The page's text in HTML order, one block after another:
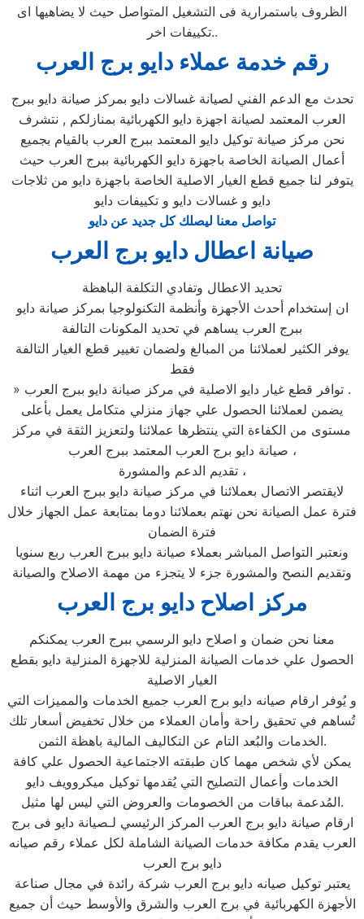
الظروف باستمرارية فى التشغيل المتواصل حيث لا يضاهيها اى
تكييفات اخر..
رقم خدمة عملاء دايو برج العرب
تحدث مع الدعم الفني لصيانة غسالات دايو بمركز صيانة دايو ببرج
العرب المعتمد لصيانة اجهزة دايو الكهربائية بمنازلكم , نتشرف
نحن مركز صيانة توكيل دايو المعتمد ببرج العرب بالقيام بجميع
أعمال الصيانة الخاصة باجهزة دايو الكهربائية ببرج العرب حيث
يتوفر لنا جميع قطع الغيار الاصلية الخاصة باجهزة دايو من ثلاجات
دايو و غسالات دايو و تكييفات دايو
تواصل معنا ليصلك كل جديد عن دايو
صيانة اعطال دايو برج العرب
تحديد الاعطال وتفادي التكلفة الباهظة
ان إستخدام أحدث الأجهزة وأنظمة التكنولوجيا بمركز صيانة دايو
ببرج العرب يساهم في تحديد المكونات التالفة
يوفر الكثير لعملائنا من المبالغ ولضمان تغيير قطع الغيار التالفة
فقط
» توافر قطع غيار دايو الاصلية في مركز صيانة دايو ببرج العرب .
يضمن لعملائنا الحصول علي جهاز منزلي متكامل يعمل بأعلى
مستوى من الكفاءة التي ينتظرها عملائنا ولتعزيز الثقة في مركز
صيانة دايو برج العرب المعتمد ببرج العرب ،
تقديم الدعم والمشورة ،
لايقتصر الاتصال بعملائنا في مركز صيانة دايو ببرج العرب اثناء
فترة عمل الصيانة نحن نهتم بعملائنا دوما بمتابعة عمل الجهاز خلال
فترة الضمان
ونعتبر التواصل المباشر بعملاء صيانة دايو ببرج العرب ربع سنويا
وتقديم النصح والمشورة جزء لا يتجزء من مهمة الاصلاح والصيانة
مركز اصلاح دايو برج العرب
معنا نحن ضمان و اصلاح دايو الرسمي ببرج العرب يمكنكم
الحصول علي خدمات الصيانة المنزلية للاجهزة المنزلية دايو بقطع
الغيار الاصلية
و يُوفر ارقام صيانه دايو برج العرب جميع الخدمات والمميزات التي
تُساهم في تحقيق راحة وأمان العملاء من خلال تخفيض أسعار تلك
الخدمات والبُعد التام عن التكاليف المالية باهظة الثمن.
يمكن لأي شخص مهما كان طبقته الاجتماعية الحصول علي كافة
الخدمات وأعمال التصليح التي يُقدمها توكيل ميكروويف دايو
المُدعمة بباقات من الخصومات والعروض التي ليس لها مثيل.
ارقام صيانة دايو برج العرب المركز الرئيسي لـصيانة دايو فى برج
العرب يقدم مكافة خدمات الصيانة الشاملة لكل عملاء رقم صيانه
دايو برج العرب
يعتبر توكيل صيانه دايو برج العرب شركة رائدة في مجال صناعة
الأجهزة الكهربائية في برج العرب والشرق والأوسط حيث أن جميع